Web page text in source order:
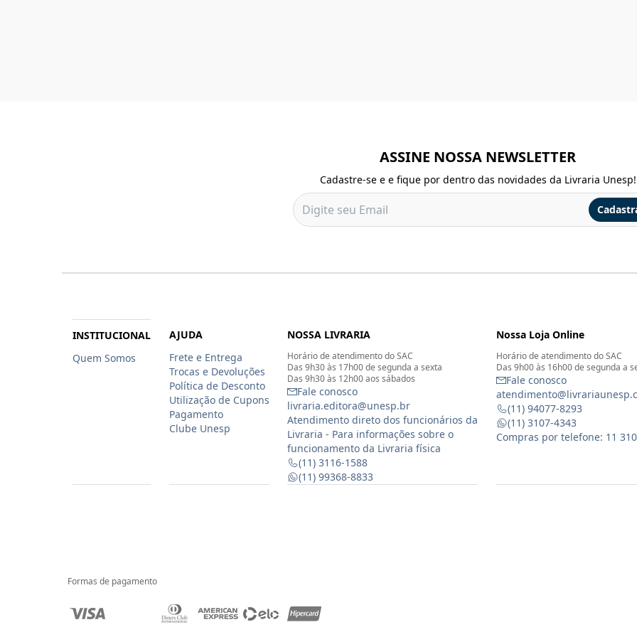
ASSINE NOSSA NEWSLETTER
Cadastre-se e e fique por dentro das novidades da Livraria Unesp!
INSTITUCIONAL
Quem Somos
AJUDA
Frete e Entrega
Trocas e Devoluções
Política de Desconto
Utilização de Cupons
Pagamento
Clube Unesp
NOSSA LIVRARIA
Horário de atendimento do SAC
Das 9h30 às 17h00 de segunda a sexta
Das 9h30 às 12h00 aos sábados
Fale conosco
livraria.editora@unesp.br
Atendimento direto dos funcionários da
Livraria - Para informações sobre o
funcionamento da Livraria física
(11) 3116-1588
(11) 99368-8833
Nossa Loja Online
Horário de atendimento do SAC
Das 9h00 às 16h00 de segunda a
Fale conosco
(11) 94077-8293
(11) 3107-4343
Compras por telefone: 11
Formas de pagamento